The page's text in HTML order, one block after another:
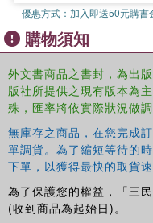
優惠方式： 加入即送50元購書
購物須知
外文書商品之書封，為出
版社所提供之現有版本為
殊，匯率將依實際狀況做調
無庫存之商品，在您完成
單調貨。為了縮短等待的
下單，以獲得最快的取貨
為了保護您的權益，「三民
(收到商品為起始日)。